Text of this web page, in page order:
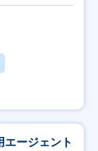
エージェント